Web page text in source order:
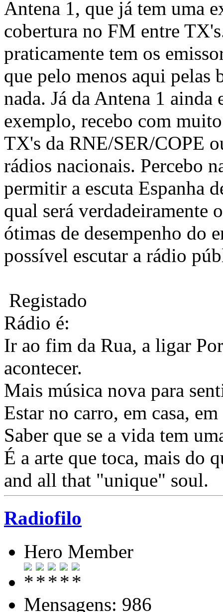
Antena 1, que já tem uma
cobertura no FM entre
praticamente tem os
que pelo menos aqui pelas
nada. Já da Antena 1 ainda
exemplo, recebo com
TX's da RNE/SER/COPE
rádios nacionais. Percebo
permitir a escuta Espanha
qual será verdadeiramente
ótimas de desempenho do
possível escutar a rádio
Registado
Rádio é:
Ir ao fim da Rua, a ligar
acontecer.
Mais música nova para
Estar no carro, em casa,
Saber que se a vida tem
É a arte que toca, mais do
and all that "unique" soul.
Radiofilo
Hero Member
Mensagens: 986